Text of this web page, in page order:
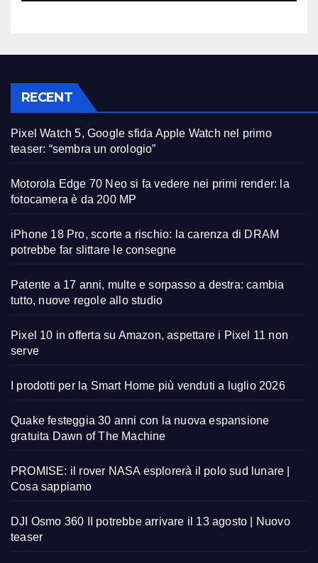
RECENT
Pixel Watch 5, Google sfida Apple Watch nel primo
teaser: “sembra un orologio”
Motorola Edge 70 Neo si fa vedere nei primi render: la
fotocamera è da 200 MP
iPhone 18 Pro, scorte a rischio: la carenza di DRAM
potrebbe far slittare le consegne
Patente a 17 anni, multe e sorpasso a destra: cambia
tutto, nuove regole allo studio
Pixel 10 in offerta su Amazon, aspettare i Pixel 11 non
serve
I prodotti per la Smart Home più venduti a luglio 2026
Quake festeggia 30 anni con la nuova espansione
gratuita Dawn of The Machine
PROMISE: il rover NASA esplorerà il polo sud lunare |
Cosa sappiamo
DJI Osmo 360 II potrebbe arrivare il 13 agosto | Nuovo
teaser